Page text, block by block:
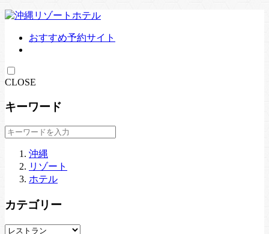
おすすめ予約サイト
CLOSE
キーワード
沖縄
リゾート
ホテル
カテゴリー